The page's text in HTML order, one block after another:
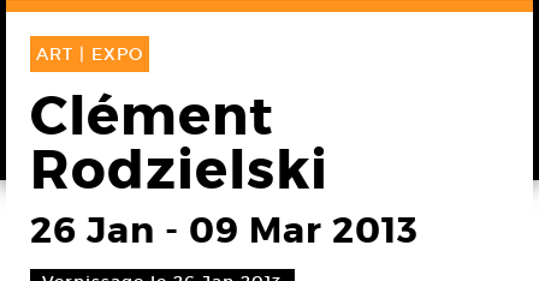
ART | EXPO
Clément
Rodzielski
26 Jan - 09 Mar 2013